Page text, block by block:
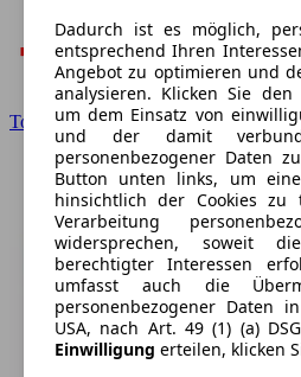
Toyota
Dadurch ist es möglich,
entsprechend Ihren
Angebot zu optimieren und
analysieren. Klicken Sie
um dem Einsatz von
und der damit
personenbezogener Daten
Button unten links, um
hinsichtlich der Cookies
Verarbeitung
widersprechen, soweit
berechtigter Interessen
umfasst auch die
personenbezogener Daten
USA, nach Art. 49 (1) (a)
Einwilligung erteilen, klicken